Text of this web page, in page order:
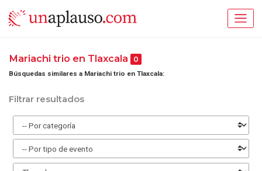
Mariachi trio en Tlaxcala 0
Búsquedas similares a Mariachi trio en Tlaxcala:
Filtrar resultados